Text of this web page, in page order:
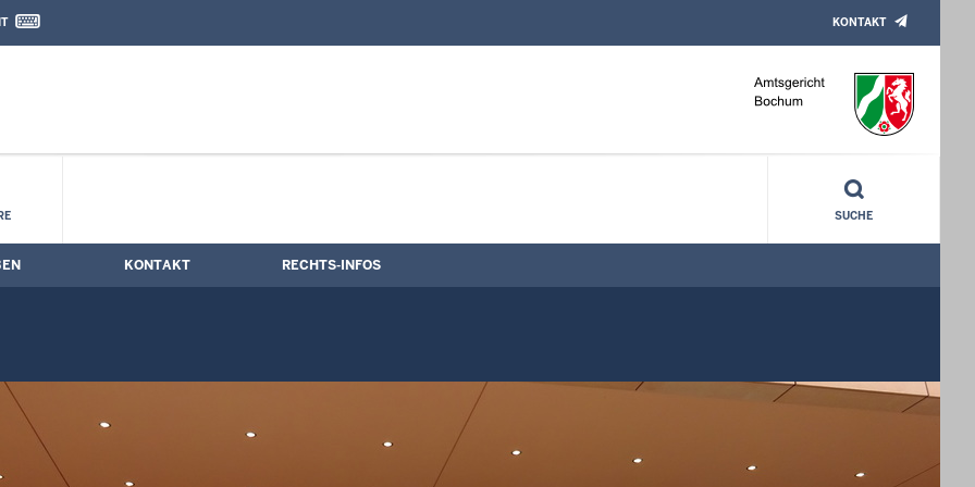
Kontaktformular
KONTAKT
SUCHE
KONTAKT RECHTS-INFOS